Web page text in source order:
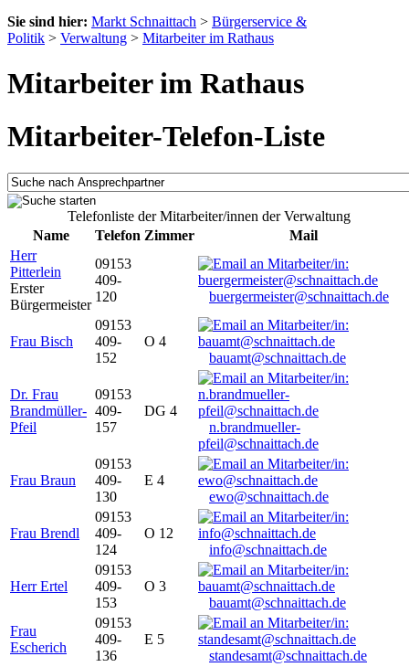
Sie sind hier: Markt Schnaittach > Bürgerservice &
Politik > Verwaltung > Mitarbeiter im Rathaus
Mitarbeiter im Rathaus
Mitarbeiter-Telefon-Liste
Telefonliste der Mitarbeiter/innen der Verwaltung
Name
Telefon Zimmer
Mail
Herr
Pitterlein
Erster
Bürgermeister
09153
409-
120
buergermeister@schnaittach.de
Frau Bisch
09153
409-
152
O 4
bauamt@schnaittach.de
Dr. Frau
Brandmüller-
Pfeil
09153
409-
157
DG 4
n.brandmueller-
pfeil@schnaittach.de
Frau Braun
09153
409-
130
E 4
ewo@schnaittach.de
Frau Brendl
09153
409-
124
O 12
info@schnaittach.de
Herr Ertel
09153
409-
153
O 3
bauamt@schnaittach.de
Frau
Escherich
09153
409-
136
E 5
standesamt@schnaittach.de